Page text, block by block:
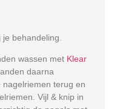
je behandeling.
wassen met Klear
daarna
nagelriemen terug en
Vijl & knip in